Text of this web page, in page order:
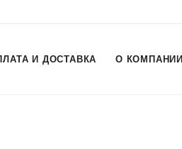
И ДОСТАВКА О КОМПАНИИ